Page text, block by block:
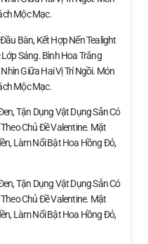
Mộc Mạc.
Bàn, Kết Hợp Nến Tealight
Sáng. Bình Hoa Trắng
Giữa Hai Vị Trí Ngồi. Món
Mộc Mạc.
Tận Dụng Vật Dụng Sẵn Có
Chủ Đề Valentine. Mặt
Làm Nổi Bật Hoa Hồng Đỏ,
Tận Dụng Vật Dụng Sẵn Có
Chủ Đề Valentine. Mặt
Làm Nổi Bật Hoa Hồng Đỏ,